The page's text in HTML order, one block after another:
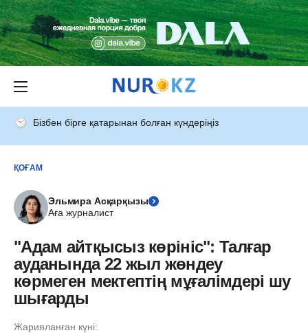
Бізбен бірге қатарынан болған күндеріңіз
ҚОҒАМ
Эльмира Асқарқызы
Аға журналист
"Адам айтқысыз көрініс": Талғар
ауданында 22 жыл жөндеу
көрмеген мектептің мұғалімдері шу
шығарды
Жарияланған күні: